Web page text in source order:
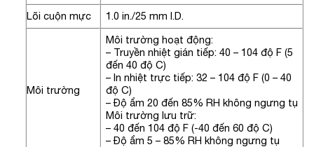
Lõi cuộn mực 1.0 in./25 mm I.D.
Môi trường
Môi trường hoạt động:
– Truyền nhiệt gián tiếp: 40 – 104 độ F (5
đến 40 độ C)
– In nhiệt trực tiếp: 32 – 104 độ F (0 – 40
độ C)
– Độ ẩm 20 đến 85% RH không ngưng tụ
Môi trường lưu trữ:
– 40 đến 104 độ F (-40 đến 60 độ C)
– Độ ẩm 5 – 85% RH không ngưng tụ